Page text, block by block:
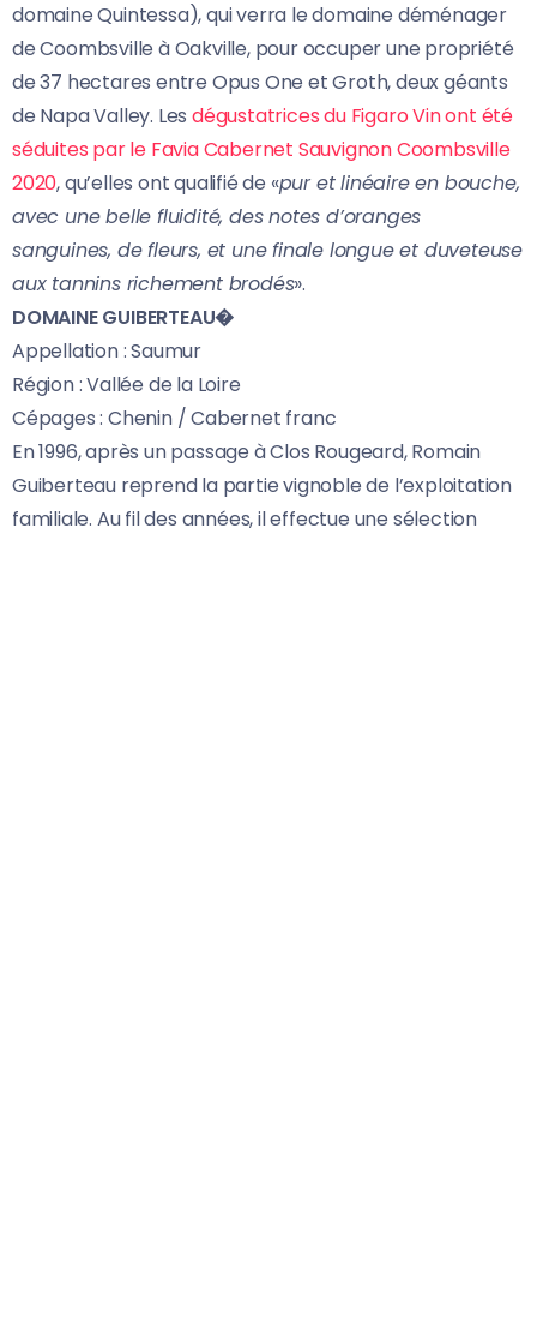
domaine Quintessa), qui verra le domaine déménager
de Coombsville à Oakville, pour occuper une propriété
de 37 hectares entre Opus One et Groth, deux géants
de Napa Valley. Lesdégustatrices du Figaro Vin ont été
séduites par le Favia Cabernet Sauvignon Coombsville
2020, qu’elles ont qualifié de «pur et linéaire en bouche,
avec une belle fluidité, des notes d’oranges
sanguines, de fleurs, et une finale longue et duveteuse
aux tannins richement brodés».
DOMAINE GUIBERTEAU�
Appellation : Saumur
Région : Vallée de la Loire
Cépages : Chenin / Cabernet franc
En 1996, après un passage à Clos Rougeard, Romain
Guiberteau reprend la partie vignoble de l’exploitation
familiale. Au fil des années, il effectue une sélection